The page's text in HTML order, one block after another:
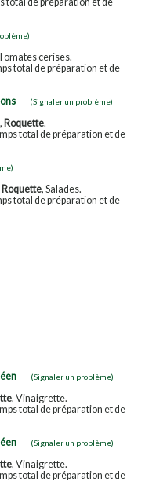
cerises.
total de préparation et de
(Signaler un problème)
Roquette.
total de préparation et de
Roquette, Salades.
total de préparation et de
(Signaler un problème)
, Vinaigrette.
total de préparation et de
(Signaler un problème)
, Vinaigrette.
total de préparation et de